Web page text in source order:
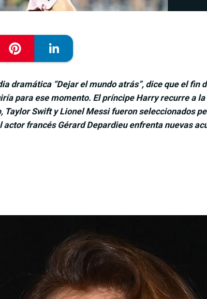
dramática “Dejar el mundo atrás”, dice que el fin
para ese momento. El príncipe Harry recurre a
Taylor Swift y Lionel Messi fueron seleccionados
francés Gérard Depardieu enfrenta nuevas